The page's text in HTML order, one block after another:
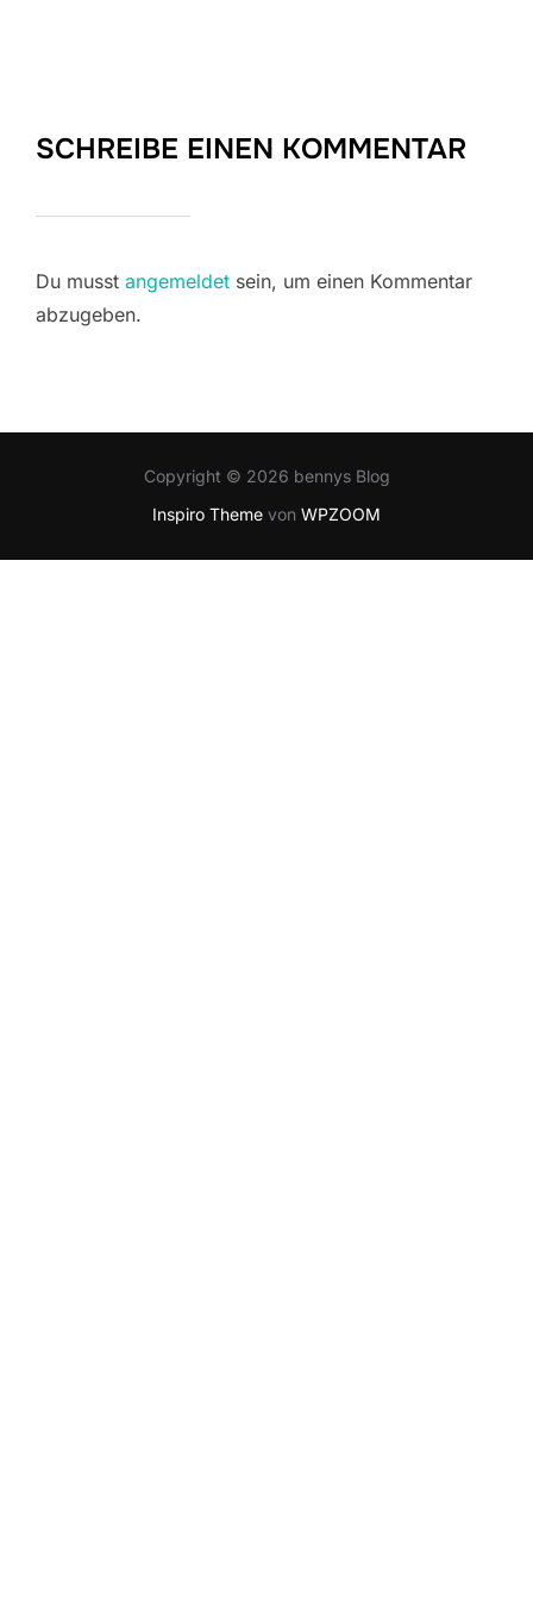
SCHREIBE EINEN KOMMENTAR
Du musst angemeldet sein, um einen Kommentar
abzugeben.
Copyright © 2026 bennys Blog
Inspiro Theme von WPZOOM